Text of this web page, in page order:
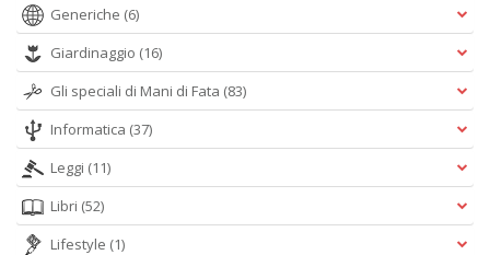
Generiche (6)
Giardinaggio (16)
Gli speciali di Mani di Fata (83)
Informatica (37)
Leggi (11)
Libri (52)
Lifestyle (1)